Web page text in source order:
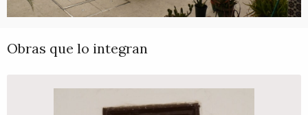
Obras que lo integran